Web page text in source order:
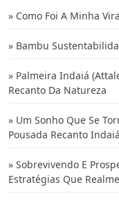
Como Foi A Minha
Bambu
Palmeira Indaiá
Recanto Da Natureza
Um Sonho Que Se
Pousada Recanto Indaiá
Sobrevivendo E
Estratégias Que